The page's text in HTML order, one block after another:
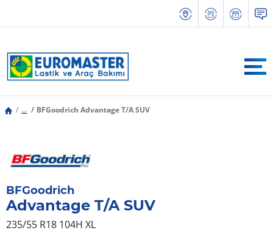
... BFGoodrich Advantage T/A SUV
BFGoodrich
Advantage T/A SUV
235/55 R18 104H XL